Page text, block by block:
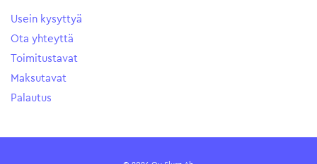
Usein kysyttyä
Ota yhteyttä
Toimitustavat
Maksutavat
Palautus